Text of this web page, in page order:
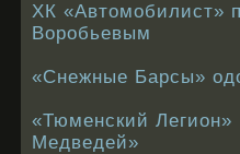
ХК «Автомобилист»
Воробьевым
«Снежные Барсы»
«Тюменский
Медведей»